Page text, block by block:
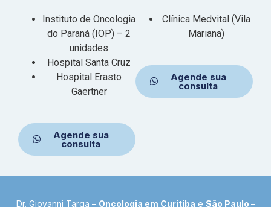
Instituto de Oncologia
do Paraná (IOP) – 2
unidades
Hospital Santa Cruz
Hospital Erasto
Gaertner
Agende sua
consulta
Clínica Medvital (Vila
Mariana)
Agende sua
consulta
Dr. Giovanni Targa – Oncologia em Curitiba e São Paulo –